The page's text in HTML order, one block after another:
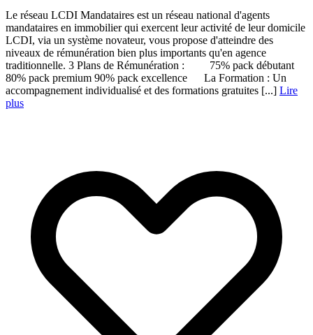
Le réseau LCDI Mandataires est un réseau national d'agents
mandataires en immobilier qui exercent leur activité de leur domicile
LCDI, via un système novateur, vous propose d'atteindre des
niveaux de rémunération bien plus importants qu'en agence
traditionnelle. 3 Plans de Rémunération : 75% pack débutant
80% pack premium 90% pack excellence La Formation : Un
accompagnement individualisé et des formations gratuites [...] Lire
plus